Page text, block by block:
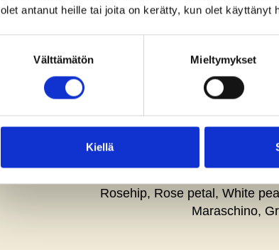
olet antanut heille tai joita on kerätty, kun olet käyttänyt
Välttämätön Mieltymykset
Kiellä
CRISP,
Cucumber, Dill, Apple vinegar,
Rosehip, Rose petal, White
Maraschino,